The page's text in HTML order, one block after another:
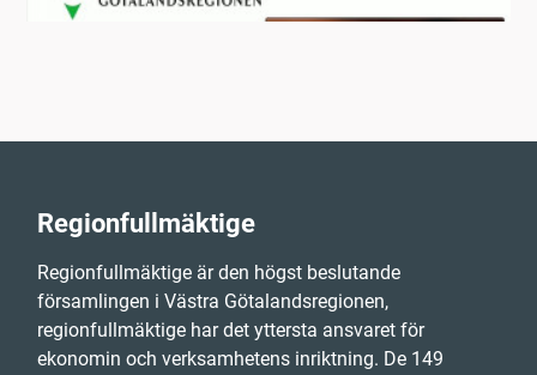
Regionfullmäktige
Regionfullmäktige är den högst beslutande
församlingen i Västra Götalandsregionen,
regionfullmäktige har det yttersta ansvaret för
ekonomin och verksamhetens inriktning. De 149